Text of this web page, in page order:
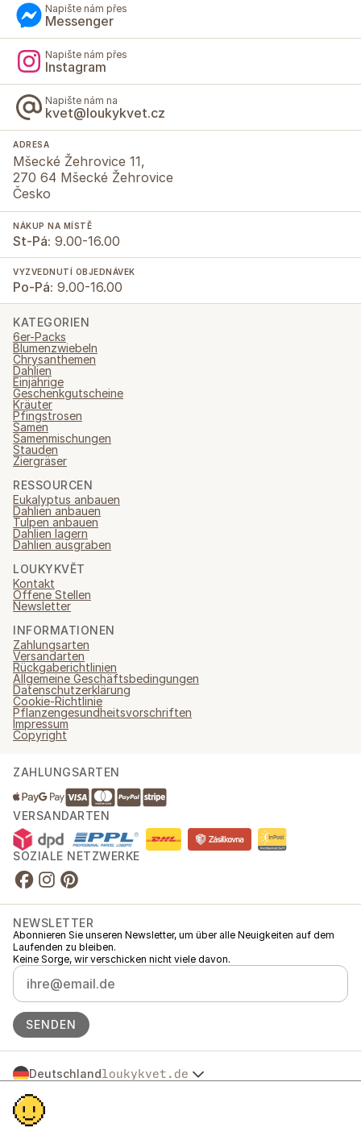
Napište nám přes
Messenger
Napište nám přes
Instagram
Napište nám na
kvet@loukykvet.cz
ADRESA
Mšecké Žehrovice 11,
270 64 Mšecké Žehrovice
Česko
NÁKUP NA MÍSTĚ
St-Pá: 9.00-16.00
VYZVEDNUTÍ OBJEDNÁVEK
Po-Pá: 9.00-16.00
KATEGORIEN
6er-Packs
Blumenzwiebeln
Chrysanthemen
Dahlien
Einjährige
Geschenkgutscheine
Kräuter
Pfingstrosen
Samen
Samenmischungen
Stauden
Ziergräser
RESSOURCEN
Eukalyptus anbauen
Dahlien anbauen
Tulpen anbauen
Dahlien lagern
Dahlien ausgraben
LOUKYKVĚT
Kontakt
Offene Stellen
Newsletter
INFORMATIONEN
Zahlungsarten
Versandarten
Rückgaberichtlinien
Allgemeine Geschäftsbedingungen
Datenschutzerklärung
Cookie-Richtlinie
Pflanzengesundheitsvorschriften
Impressum
Copyright
ZAHLUNGSARTEN
VERSANDARTEN
SOZIALE NETZWERKE
NEWSLETTER
Abonnieren Sie unseren Newsletter, um über alle Neuigkeiten auf dem
Laufenden zu bleiben.
Keine Sorge, wir verschicken nicht viele davon.
SENDEN
Deutschlandloukykvet.de
Česko
Slovensko
Polska
© 2016 →
Loukykvět s.r.o. ist im Handelsregister beim Stadtgericht in Prag,